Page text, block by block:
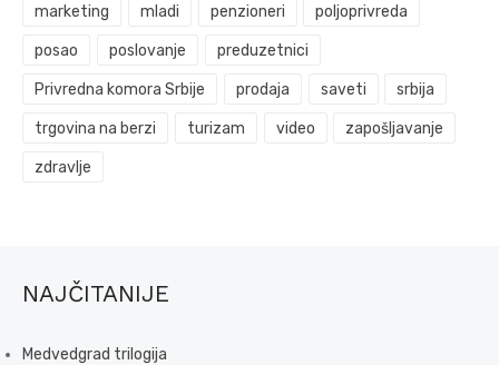
marketing mladi penzioneri poljoprivreda
posao poslovanje preduzetnici
Privredna komora Srbije prodaja saveti srbija
trgovina na berzi turizam video zapošljavanje
zdravlje
NAJČITANIJE
Medvedgrad trilogija